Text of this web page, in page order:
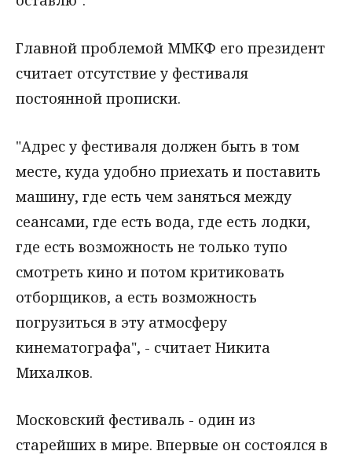
Главной проблемой ММКФ его президент
считает отсутствие у фестиваля
постоянной прописки.
"Адрес у фестиваля должен быть в том
месте, куда удобно приехать и поставить
машину, где есть чем заняться между
сеансами, где есть вода, где есть лодки,
где есть возможность не только тупо
смотреть кино и потом критиковать
отборщиков, а есть возможность
погрузиться в эту атмосферу
кинематографа", - считает Никита
Михалков.
Московский фестиваль - один из
старейших в мире. Впервые он состоялся в